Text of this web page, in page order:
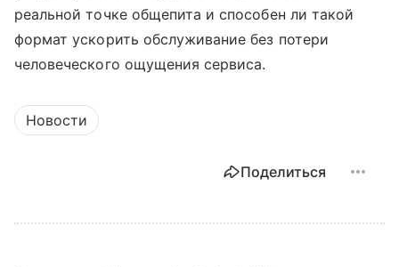
реальной точке общепита и способен ли такой
формат ускорить обслуживание без потери
человеческого ощущения сервиса.
Новости
Поделиться